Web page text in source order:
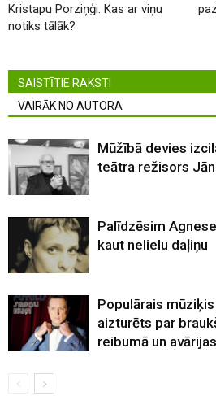
Kristapu Porziņģi. Kas ar viņu
notiks tālāk?
SAISTĪTIE RAKSTI
VAIRĀK NO AUTORA
Mūžībā devies
teātra režisors
Palīdzēsim
kaut nelielu daļiņu
Populārais
aizturēts par
reibumā un